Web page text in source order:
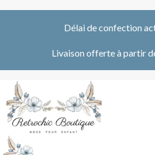
Délai de confection
Livaison offerte à partir